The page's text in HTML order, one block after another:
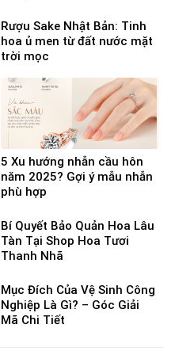
Rượu Sake Nhật Bản: Tinh
hoa ủ men từ đất nước mặt
trời mọc
5 Xu hướng nhẫn cầu hôn
năm 2025? Gợi ý mẫu nhẫn
phù hợp
Bí Quyết Bảo Quản Hoa Lâu
Tàn Tại Shop Hoa Tươi
Thanh Nhã
Mục Đích Của Vệ Sinh Công
Nghiệp Là Gì? – Góc Giải
Mã Chi Tiết